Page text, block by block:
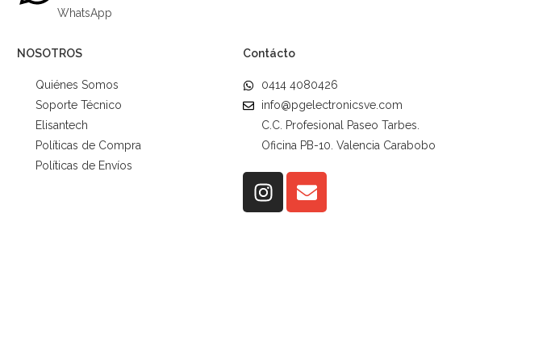
WhatsApp
NOSOTROS
Quiénes Somos
Soporte Técnico
Elisantech
Políticas de Compra
Políticas de Envíos
Contácto
0414 4080426
info@pgelectronicsve.com
C.C. Profesional Paseo Tarbes.
Oficina PB-10. Valencia Carabobo